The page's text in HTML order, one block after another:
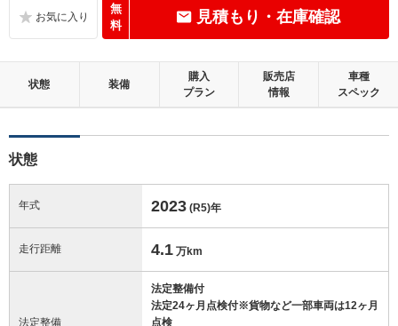
標準的に使用されていて、多少のコゲ、スレ、キズがあります。
外装：
キズ、ヘコミなどが少なく、あっても目立たない、良好な状態です。
無
料
見積もり・在庫確認
状態 装備
購入
プラン
販売店
情報
車種
スペック
状態
年式 2023 (R5)年
走行距離 4.1 万km
法定整備
法定整備付
法定24ヶ月点検付※貨物など一部車両は12ヶ月
点検